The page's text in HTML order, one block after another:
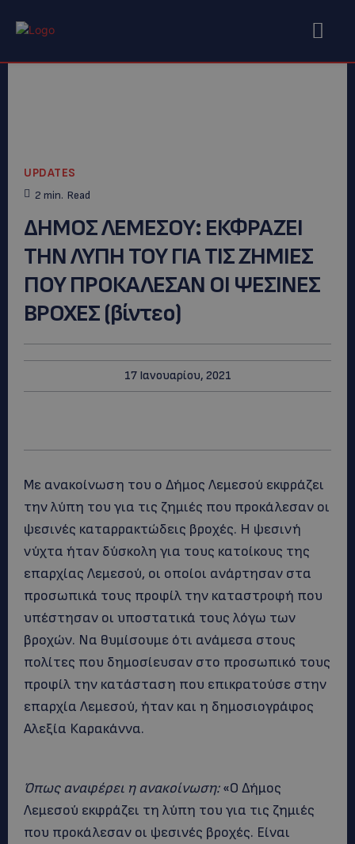
UPDATES
2 min. Read
ΔΗΜΟΣ ΛΕΜΕΣΟΥ: ΕΚΦΡΑΖΕΙ
ΤΗΝ ΛΥΠΗ ΤΟΥ ΓΙΑ ΤΙΣ ΖΗΜΙΕΣ
ΠΟΥ ΠΡΟΚΑΛΕΣΑΝ ΟΙ ΨΕΣΙΝΕΣ
ΒΡΟΧΕΣ (βίντεο)
17 Ιανουαρίου, 2021
Με ανακοίνωση του ο Δήμος Λεμεσού εκφράζει
την λύπη του για τις ζημιές που προκάλεσαν οι
ψεσινές καταρρακτώδεις βροχές. Η ψεσινή
νύχτα ήταν δύσκολη για τους κατοίκους της
επαρχίας Λεμεσού, οι οποίοι ανάρτησαν στα
προσωπικά τους προφίλ την καταστροφή που
υπέστησαν οι υποστατικά τους λόγω των
βροχών. Να θυμίσουμε ότι ανάμεσα στους
πολίτες που δημοσίευσαν στο προσωπικό τους
προφίλ την κατάσταση που επικρατούσε στην
επαρχία Λεμεσού, ήταν και η δημοσιογράφος
Αλεξία Καρακάννα.
Όπως αναφέρει η ανακοίνωση:«Ο Δήμος
Λεμεσού εκφράζει τη λύπη του για τις ζημιές
που προκάλεσαν οι ψεσινές βροχές. Είναι